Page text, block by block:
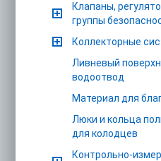
Клапаны,
группы
Коллекторные
Ливневый
водоотвод
Материал для
Люки и кольца
для колодцев
Контрольно-